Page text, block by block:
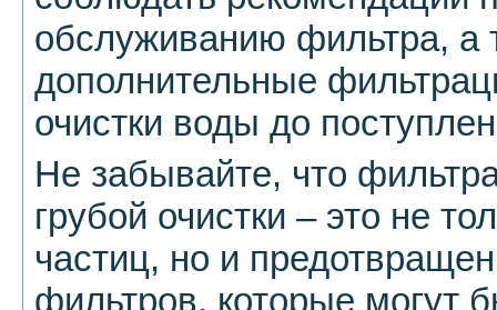
обслуживанию фильтра, а
дополнительные
очистки воды до
Не забывайте, что
грубой очистки – это не
частиц, но и
фильтров, которые могут